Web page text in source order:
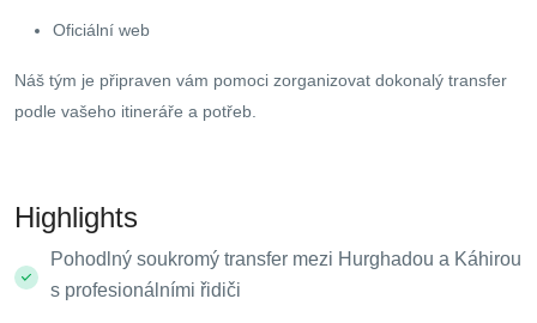
Oficiální web
Náš tým je připraven vám pomoci zorganizovat dokonalý transfer
podle vašeho itineráře a potřeb.
Highlights
Pohodlný soukromý transfer mezi Hurghadou a Káhirou
s profesionálními řidiči